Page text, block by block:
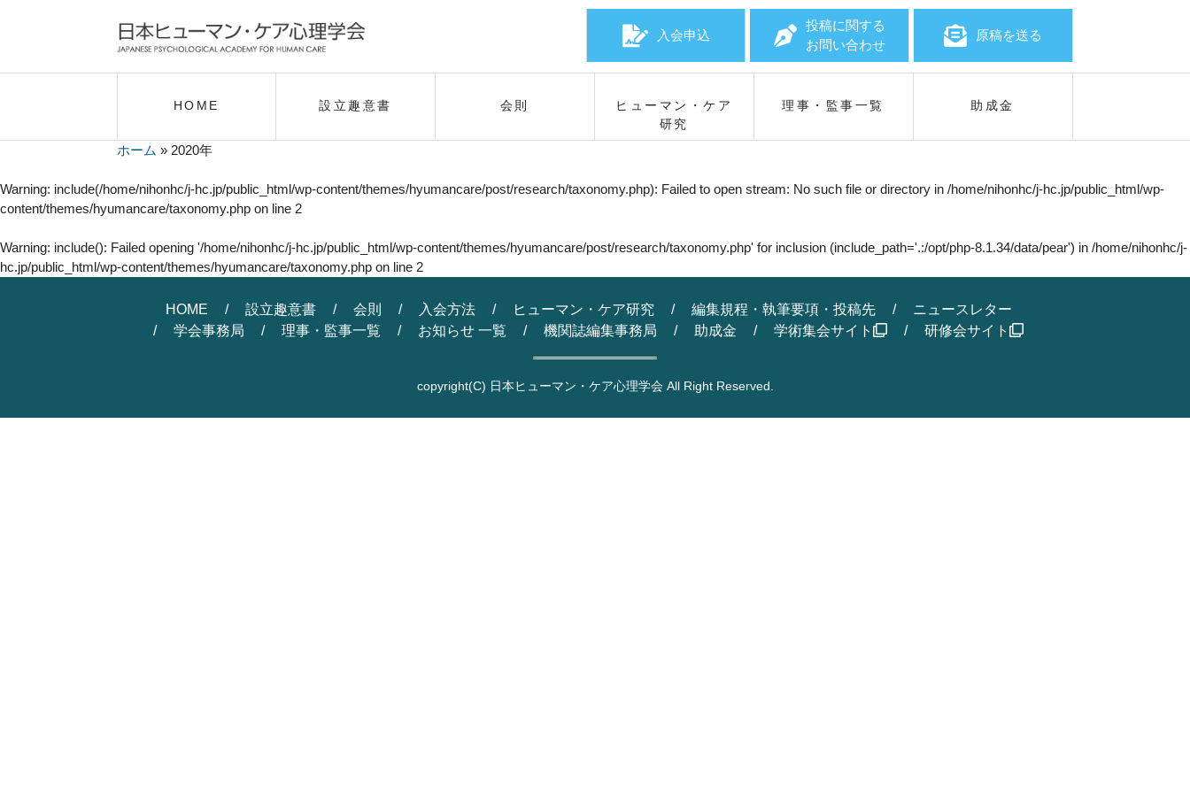
原稿を送る
投稿に関する
お問い合わせ
入会申込
HOME 設立趣意書 会則
ヒューマン・ケア
研究
理事・監事一覧 助成金
ホーム » 2020年
Warning: include(/home/nihonhc/j-hc.jp/public_html/wp-content/themes/hyumancare/post/research/taxonomy.php): Failed to open stream: No such file or directory in /home/nihonhc/j-hc.jp/public_html/wp-
content/themes/hyumancare/taxonomy.php on line 2
Warning: include(): Failed opening '/home/nihonhc/j-hc.jp/public_html/wp-content/themes/hyumancare/post/research/taxonomy.php' for inclusion (include_path='.:/opt/php-8.1.34/data/pear') in /home/nihonhc/j-
hc.jp/public_html/wp-content/themes/hyumancare/taxonomy.php on line 2
HOME 設立趣意書 会則 入会方法 ヒューマン・ケア研究 編集規程・執筆要項・投稿先
ニュースレター
学会事務局
理事・監事一覧 お知らせ 一覧 機関誌編集事務局 助成金 学術集会サイト 研修会サイト
copyright(C) 日本ヒューマン・ケア心理学会 All Right Reserved.